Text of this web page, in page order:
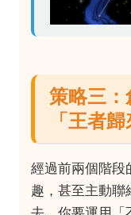
策略三
「王者
經過前兩個階段
趣，甚至主動聯